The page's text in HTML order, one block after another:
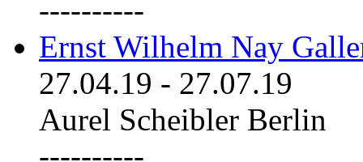
----------
Ernst Wilhelm Nay
27.04.19 - 27.07.19
Aurel Scheibler Berlin